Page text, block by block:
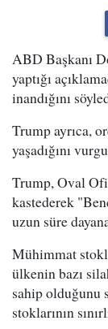
ABD Başkanı
yaptığı
inandığını
Trump ayrıca,
yaşadığını
Trump, Oval
kastederek
uzun süre
Mühimmat
ülkenin bazı
sahip olduğunu
stoklarının